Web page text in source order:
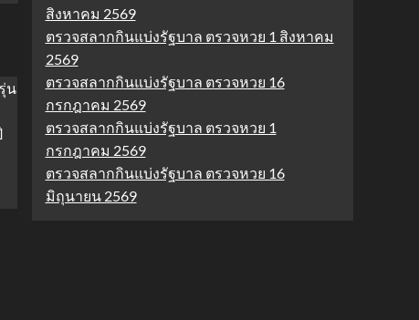
สิงหาคม 2569
ตรวจสลากกินแบ่งรัฐบาล ตรวจหวย 1 สิงหาคม
2569
ตรวจสลากกินแบ่งรัฐบาล ตรวจหวย 16
กรกฎาคม 2569
ตรวจสลากกินแบ่งรัฐบาล ตรวจหวย 1
กรกฎาคม 2569
ตรวจสลากกินแบ่งรัฐบาล ตรวจหวย 16
มิถุนายน 2569